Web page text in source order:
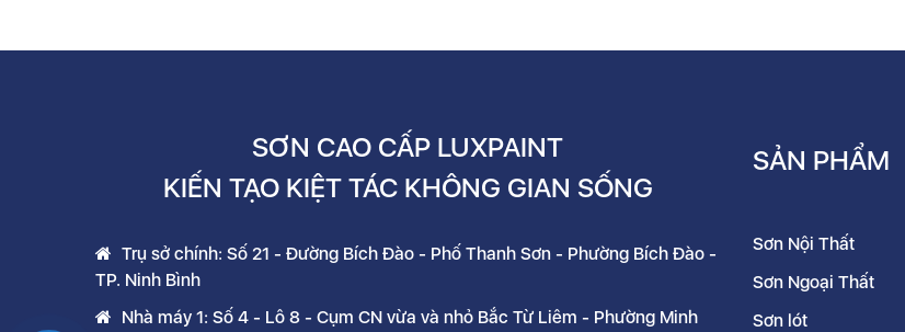
SƠN CAO CẤP LUXPAINT
KIẾN TẠO KIỆT TÁC KHÔNG GIAN SỐNG
Trụ sở chính: Số 21 - Đường Bích Đào - Phố Thanh Sơn - Phường Bích Đào -
TP. Ninh Bình
Nhà máy 1: Số 4 - Lô 8 - Cụm CN vừa và nhỏ Bắc Từ Liêm - Phường Minh
SẢN PHẨM
Sơn Nội Thất
Sơn Ngoại Thất
Sơn lót